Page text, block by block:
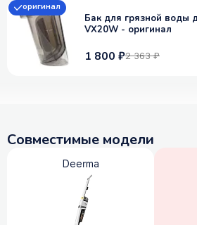
Бак для грязной воды
VX20W - оригинал
оригинал
1 800 ₽2 363 ₽
Совместимые модели
Deerma